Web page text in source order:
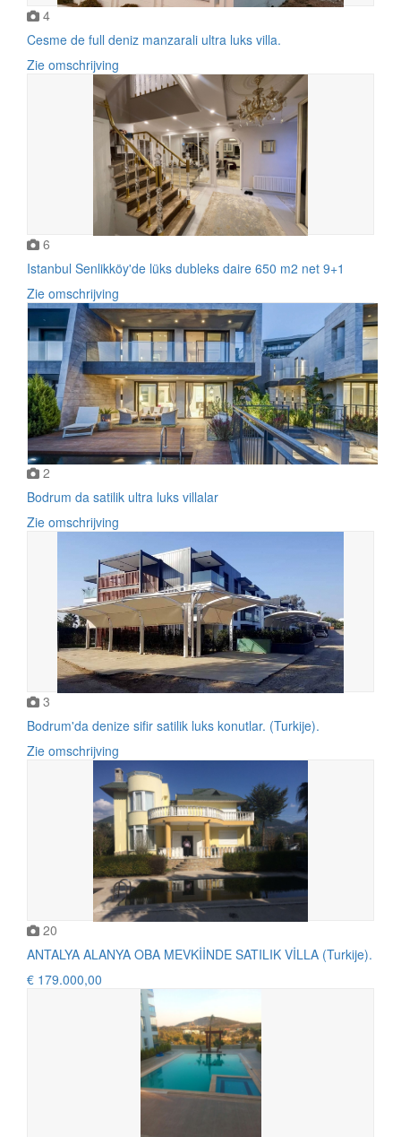
4
Cesme de full deniz manzarali ultra luks villa.
Zie omschrijving
6
Istanbul Senlikköy'de lüks dubleks daire ​​​650 m2 net 9+1
Zie omschrijving
2
Bodrum da satilik ultra luks villalar
Zie omschrijving
3
Bodrum'da denize sifir satilik luks konutlar. (Turkije).
Zie omschrijving
20
ANTALYA ALANYA OBA MEVKİİNDE SATILIK VİLLA (Turkije).
€ 179.000,00